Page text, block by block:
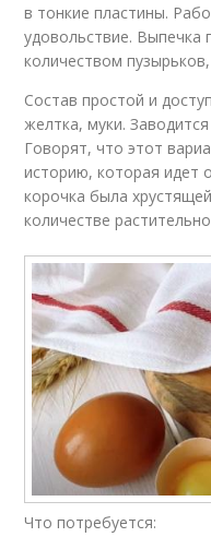
в тонкие пластины.
удовольствие. Выпечка
количеством
Состав простой и
желтка, муки.
Говорят, что этот
историю, которая идет
корочка была
количестве
Что потребуется: